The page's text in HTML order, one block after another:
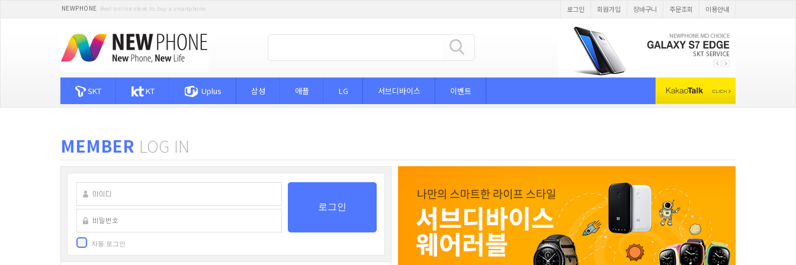
NEWPHONE Best online store to buy a smartphone 로그인 회원가입 장바구니 주문조회 이용안내
SKT KT Uplus 삼성 애플 LG 서브디바이스 이벤트
MEMBER LOG IN
자동 로그인